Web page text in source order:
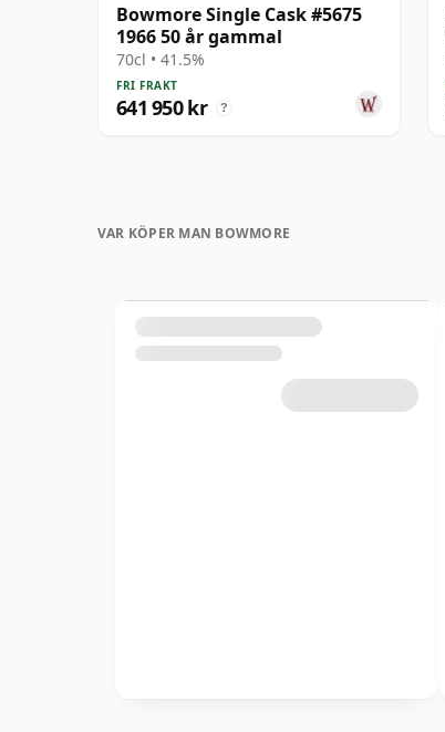
Bowmore Single Cask #5675
1966 50 år gammal
70cl • 41.5%
FRI FRAKT
641 950 kr ?
VAR KÖPER MAN BOWMORE